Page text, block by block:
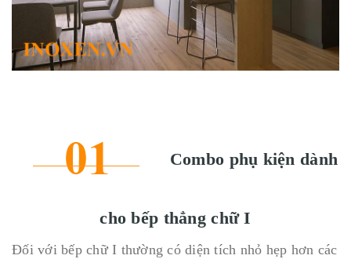
Combo phụ kiện dành
cho bếp thẳng chữ I
Đối với bếp chữ I thường có diện tích nhỏ hẹp hơn các